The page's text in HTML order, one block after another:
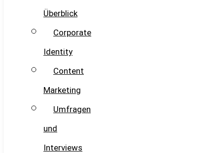
Überblick
Corporate
Identity
Content
Marketing
Umfragen
und
Interviews